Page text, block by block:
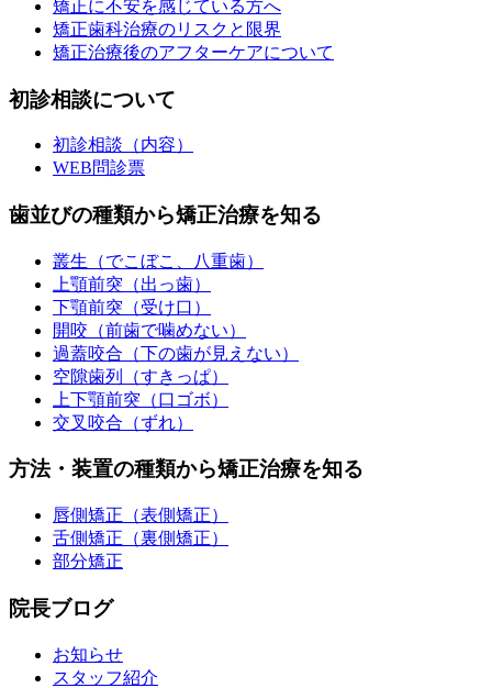
矯正に不安を感じている方へ
矯正歯科治療のリスクと限界
矯正治療後のアフターケアについて
初診相談について
初診相談（内容）
WEB問診票
歯並びの種類から矯正治療を知る
叢生（でこぼこ、八重歯）
上顎前突（出っ歯）
下顎前突（受け口）
開咬（前歯で噛めない）
過蓋咬合（下の歯が見えない）
空隙歯列（すきっぱ）
上下顎前突（口ゴボ）
交叉咬合（ずれ）
方法・装置の種類から矯正治療を知る
唇側矯正（表側矯正）
舌側矯正（裏側矯正）
部分矯正
院長ブログ
お知らせ
スタッフ紹介